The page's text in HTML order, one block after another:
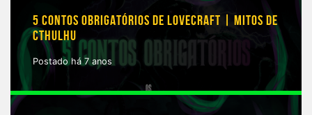
5 CONTOS OBRIGATÓRIOS DE LOVECRAFT | MITOS DE
CTHULHU
Postado há 7 anos